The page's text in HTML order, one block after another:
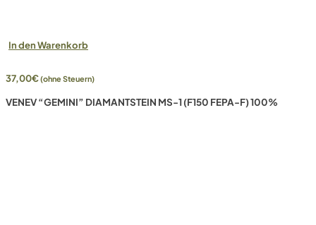
In den Warenkorb
37,00€(ohne Steuern)
VENEV “GEMINI” DIAMANTSTEIN MS-1 (F150 FEPA-F) 100%